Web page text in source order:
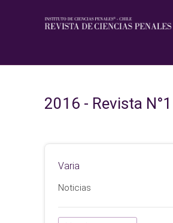
2016 - Revista N°1
Varia
Noticias